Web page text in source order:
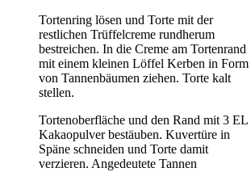
Tortenring lösen und Torte mit der
restlichen Trüffelcreme rundherum
bestreichen. In die Creme am Tortenrand
mit einem kleinen Löffel Kerben in Form
von Tannenbäumen ziehen. Torte kalt
stellen.
Tortenoberfläche und den Rand mit 3 EL
Kakaopulver bestäuben. Kuvertüre in
Späne schneiden und Torte damit
verzieren. Angedeutete Tannen